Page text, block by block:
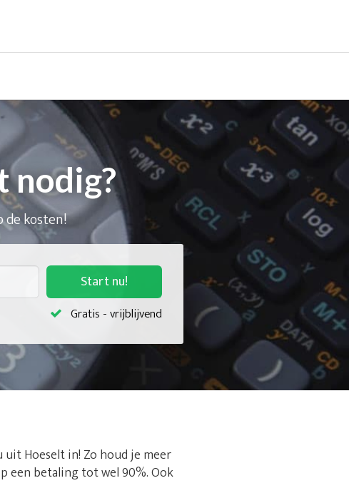
nodig?
kosten!
Start nu!
Gratis - vrijblijvend
uit Hoeselt in! Zo houd je meer
een betaling tot wel 90%. Ook